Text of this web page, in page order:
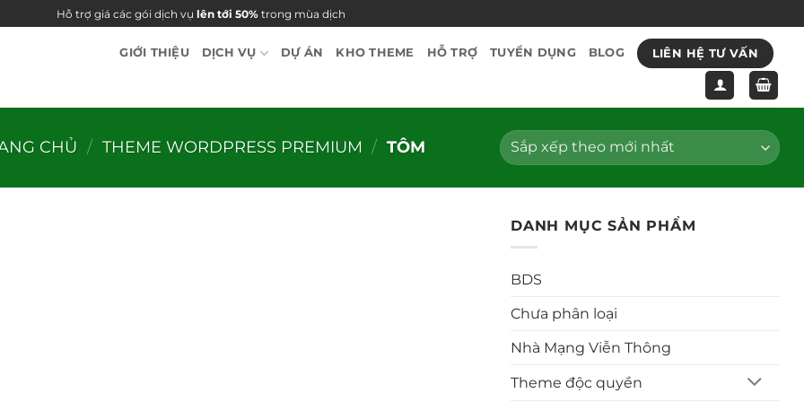
Hỗ trợ giá các gói dịch vụ lên tới 50% trong mùa dịch
GIỚI THIỆU DỊCH VỤ DỰ ÁN KHO THEME HỖ TRỢ TUYỂN DỤNG BLOG LIÊN HỆ TƯ VẤN
CHỦ / THEME WORDPRESS PREMIUM / TÔM
DANH MỤC SẢN PHẨM
BDS
Chưa phân loại
Nhà Mạng Viễn Thông
Theme độc quyền